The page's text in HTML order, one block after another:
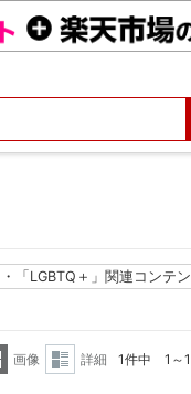
「LGBTQ＋」関連コンテ
画像
詳細 1件中 1～